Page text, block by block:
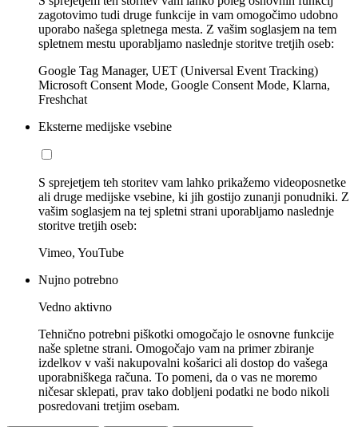
zagotovimo tudi druge funkcije in vam omogočimo udobno
uporabo našega spletnega mesta. Z vašim soglasjem na tem
spletnem mestu uporabljamo naslednje storitve tretjih oseb:
Google Tag Manager, UET (Universal Event Tracking)
Microsoft Consent Mode, Google Consent Mode, Klarna,
Freshchat
Eksterne medijske vsebine
S sprejetjem teh storitev vam lahko prikažemo videoposnetke
ali druge medijske vsebine, ki jih gostijo zunanji ponudniki. Z
vašim soglasjem na tej spletni strani uporabljamo naslednje
storitve tretjih oseb:
Vimeo, YouTube
Nujno potrebno
Vedno aktivno
Tehnično potrebni piškotki omogočajo le osnovne funkcije
naše spletne strani. Omogočajo vam na primer zbiranje
izdelkov v vaši nakupovalni košarici ali dostop do vašega
uporabniškega računa. To pomeni, da o vas ne moremo
ničesar sklepati, prav tako dobljeni podatki ne bodo nikoli
posredovani tretjim osebam.